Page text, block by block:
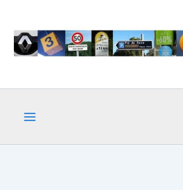
contenu